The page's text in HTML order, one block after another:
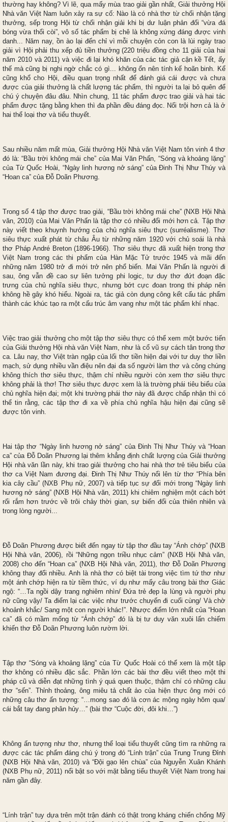
thường hay không? Vì lẽ, qua mấy mùa trao giải gần nhất, Giải thưởng Hội
Nhà văn Việt Nam luôn xảy ra sự cố: Nào là có nhà thơ từ chối nhận tặng
thưởng, sếp trong Hội từ chối nhận giải khi bị dư luận phản đối “vừa đá
bóng vừa thổi còi”, vô số tác phẩm bị chê là không xứng đáng được vinh
danh... Năm nay, ồn ào lại đến chỉ vì mỗi chuyện cỏn con là lùi ngày trao
giải vì Hội phải thu xếp đủ tiền thưởng (220 triệu đồng cho 11 giải của hai
năm 2010 và 2011) và việc đi lại khó khăn của các tác giả cận kề Tết, ấy
thế mà cũng bị nghi ngờ chắc có gì... không ổn nên tính kế hoãn binh. Kể
cũng khổ cho Hội, điều quan trọng nhất để đánh giá cái được và chưa
được của giải thưởng là chất lượng tác phẩm, thì người ta lại bỏ quên để
chú ý chuyện đâu đâu. Nhìn chung, 11 tác phẩm được trao giải và hai tác
phẩm được tặng bằng khen thì đa phần đều đáng đọc. Nổi trội hơn cả là ở
hai thể loại thơ và tiểu thuyết.
Sau nhiều năm mất mùa, Giải thưởng Hội Nhà văn Việt Nam tôn vinh 4 thơ
đó là: “Bầu trời không mái che” của Mai Văn Phấn, “Sóng và khoảng lặng”
của Từ Quốc Hoài, “Ngày linh hương nở sáng” của Đinh Thị Như Thúy và
“Hoan ca” của Đỗ Doãn Phương.
Trong số 4 tập thơ được trao giải, “Bầu trời không mái che” (NXB Hội Nhà
văn, 2010) của Mai Văn Phấn là tập thơ có nhiều đổi mới hơn cả. Tập thơ
này viết theo khuynh hướng của chủ nghĩa siêu thực (surréalisme). Thơ
siêu thực xuất phát từ châu Âu từ những năm 1920 với chủ soái là nhà
thơ Pháp André Breton (1896-1966). Thơ siêu thực đã xuất hiện trong thơ
Việt Nam trong các thi phẩm của Hàn Mặc Tử trước 1945 và mãi đến
những năm 1980 trở đi mới trở nên phổ biến. Mai Văn Phấn là người đi
sau, ông vẫn đề cao sự liên tưởng phi logic, tư duy thơ đứt đoạn đặc
trưng của chủ nghĩa siêu thực, nhưng bớt cực đoan trong thi pháp nên
không hề gây khó hiểu. Ngoài ra, tác giả còn dụng công kết cấu tác phẩm
thành các khúc tạo ra một cấu trúc âm vang như một tác phẩm khí nhạc.
Việc trao giải thưởng cho một tập thơ siêu thực có thể xem một bước tiến
của Giải thưởng Hội nhà văn Việt Nam, như là cổ vũ sự cách tân trong thơ
ca. Lâu nay, thơ Việt tràn ngập của lối thơ tiền hiện đại với tư duy thơ liền
mạch, sử dụng nhiều vần điệu nên đại đa số người làm thơ và công chúng
không thích thơ siêu thực, thậm chí nhiều người còn xem thơ siêu thực
không phải là thơ! Thơ siêu thực được xem là là trường phái tiêu biểu của
chủ nghĩa hiện đại; một khi trường phái thơ này đã được chấp nhận thì có
thể tin rằng, các tập thơ đi xa về phía chủ nghĩa hậu hiện đại cũng sẽ
được tôn vinh.
Hai tập thơ “Ngày linh hương nở sáng” của Đinh Thị Như Thúy và “Hoan
ca” của Đỗ Doãn Phương lại thêm khẳng định chất lượng của Giải thưởng
Hội nhà văn lần này, khi trao giải thưởng cho hai nhà thơ trẻ tiêu biểu của
thơ ca Việt Nam đương đại. Đinh Thị Như Thúy nổi lên từ thơ “Phía bên
kia cây cầu” (NXB Phụ nữ, 2007) và tiếp tục sự đổi mới trong “Ngày linh
hương nở sáng” (NXB Hội Nhà văn, 2011) khi chiêm nghiệm một cách bớt
rối rắm hơn trước về trôi chảy thời gian, sự biến đổi của thiên nhiên và
trong lòng người...
Đỗ Doãn Phương được biết đến ngay từ tập thơ đầu tay “Ánh chớp” (NXB
Hội Nhà văn, 2006), rồi “Những ngọn triều nhục cảm” (NXB Hội Nhà văn,
2008) cho đến “Hoan ca” (NXB Hội Nhà văn, 2011), thơ Đỗ Doãn Phương
không thay đổi nhiều. Anh là nhà thơ có biệt tài trong việc tìm tứ thơ như
một ánh chớp hiện ra từ tiềm thức, ví dụ như mấy câu trong bài thơ Giác
ngộ: “…Ta ngồi dậy trang nghiêm nhìn/ Đứa trẻ đẹp lạ lùng và người phụ
nữ cũng vậy/ Ta điểm lại các việc như trước chuyến đi cuối cùng/ Và chờ
khoảnh khắc/ Sang một con người khác!”. Nhược điểm lớn nhất của “Hoan
ca” đã có mầm mống từ “Ánh chớp” đó là bị tư duy văn xuôi lấn chiếm
khiến thơ Đỗ Doãn Phương luôn rườm lời.
Tập thơ “Sóng và khoảng lặng” của Từ Quốc Hoài có thể xem là một tập
thơ không có nhiều đặc sắc. Phần lớn các bài thơ đều viết theo một thi
pháp cũ và diễn đạt những tình ý quá quen thuộc, thậm chí có những câu
thơ “sến”. Thỉnh thoảng, ông miêu tả chất ảo của hiện thực ông mới có
những câu thơ ấn tượng: “…mong sao đó là cơn ác mộng ngày hôm qua/
cái bắt tay đang phân hủy…” (bài thơ “Cuộc đời, đôi khi…”)
Không ấn tượng như thơ, nhưng thể loại tiểu thuyết cũng tìm ra những ra
được các tác phẩm đáng chú ý trong đó “Lính trận” của Trung Trung Đỉnh
(NXB Hội Nhà văn, 2010) và “Đội gạo lên chùa” của Nguyễn Xuân Khánh
(NXB Phụ nữ, 2011) nổi bật so với mặt bằng tiểu thuyết Việt Nam trong hai
năm gần đây.
“Lính trận” tuy dựa trên một trận đánh có thật trong kháng chiến chống Mỹ